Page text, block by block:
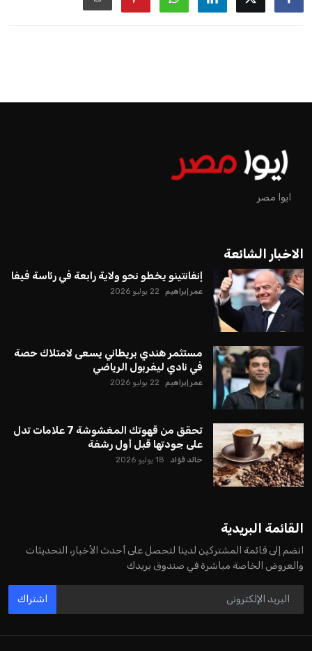
إنفانتينو يخطو نحو ولاية رابعة في
عمر إبراهيم منذ 17 أيام
يبدو أن السويسري جياني إنفانتينو في طريقه للاحتفاظ بمنصبه
كرئيس للاتحاد الدولي لكرة القدم “فيفا” لفترة رابعة، بعد أن حصل
على تأييد واسع من أكثر من 200 اتحاد وطني من أصل 211 في
الجمعية العمومية. مما يعزز فرصته للفوز في الانتخابات المقررة عام
2027، ويجعله المرشح الأكثر حظًا حتى الآن.
لإنفانتينو في الآونة الأخيرة. حتى الآن، لم يتقدم أي مرشح منافس
في السباق الانتخابي، ولم تتمكن الأصوات المعارضة من التوصل إلى
اسم يوازن موقف إنفانتينو، قبل انتهاء فترة الترشح في نوفمبر
المقبل.
يعتمد إنفانتينو على قاعدة دعم قوية من الاتحادات القارية المختلفة،
اتحادات أمريكا الجنوبية والكونكاكاف. وقد ساهمت مجموعة من